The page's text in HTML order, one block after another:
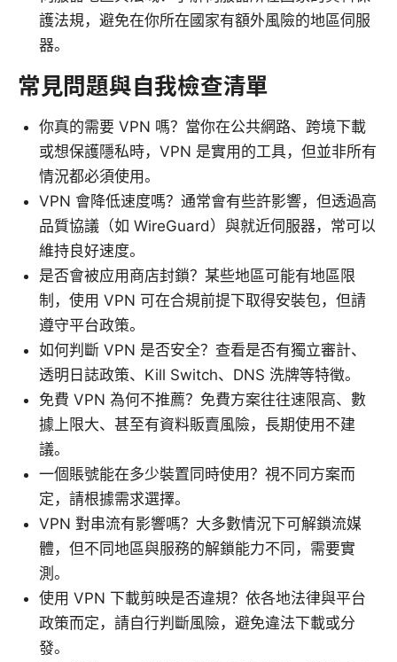
護法規，避免在你所在國家有額外風險的地區伺服
器。
常見問題與自我檢查清單
你真的需要 VPN 嗎？當你在公共網路、跨境下載
或想保護隱私時，VPN 是實用的工具，但並非所有
情況都必須使用。
VPN 會降低速度嗎？通常會有些許影響，但透過高
品質協議（如 WireGuard）與就近伺服器，常可以
維持良好速度。
是否會被应用商店封鎖？某些地區可能有地區限
制，使用 VPN 可在合規前提下取得安裝包，但請
遵守平台政策。
如何判斷 VPN 是否安全？查看是否有獨立審計、
透明日誌政策、Kill Switch、DNS 洗牌等特徵。
免費 VPN 為何不推薦？免費方案往往速限高、數
據上限大、甚至有資料販賣風險，長期使用不建
議。
一個賬號能在多少裝置同時使用？視不同方案而
定，請根據需求選擇。
VPN 對串流有影響嗎？大多數情況下可解鎖流媒
體，但不同地區與服務的解鎖能力不同，需要實
測。
使用 VPN 下載剪映是否違規？依各地法律與平台
政策而定，請自行判斷風險，避免違法下載或分
發。